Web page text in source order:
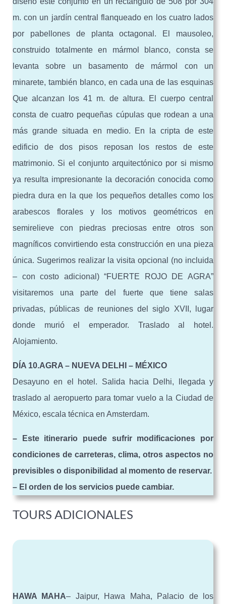
m. con un jardín central flanqueado en los cuatro lados
por pabellones de planta octagonal. El mausoleo,
construido totalmente en mármol blanco, consta se
levanta sobre un basamento de mármol con un
minarete, también blanco, en cada una de las esquinas
Que alcanzan los 41 m. de altura. El cuerpo central
consta de cuatro pequeñas cúpulas que rodean a una
más grande situada en medio. En la cripta de este
edificio de dos pisos reposan los restos de este
matrimonio. Si el conjunto arquitectónico por si mismo
ya resulta impresionante la decoración conocida como
piedra dura en la que los pequeños detalles como los
arabescos florales y los motivos geométricos en
semirelieve con piedras preciosas entre otros son
magníficos convirtiendo esta construcción en una pieza
única. Sugerimos realizar la visita opcional (no incluida
– con costo adicional) “FUERTE ROJO DE AGRA”
visitaremos una parte del fuerte que tiene salas
privadas, públicas de reuniones del siglo XVII, lugar
donde murió el emperador. Traslado al hotel.
Alojamiento.
DÍA 10.AGRA – NUEVA DELHI – MÉXICO
Desayuno en el hotel. Salida hacia Delhi, llegada y
traslado al aeropuerto para tomar vuelo a la Ciudad de
México, escala técnica en Amsterdam.
– Este itinerario puede sufrir modificaciones por
condiciones de carreteras, clima, otros aspectos no
previsibles o disponibilidad al momento de reservar.
– El orden de los servicios puede cambiar.
TOURS ADICIONALES
HAWA MAHA– Jaipur, Hawa Maha, Palacio de los